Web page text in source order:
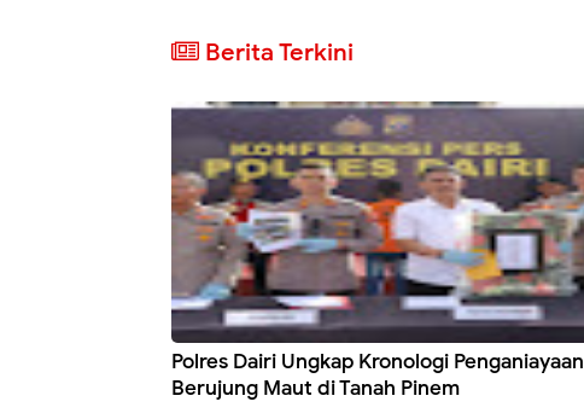
Berita Terkini
Polres Dairi Ungkap Kronologi Penganiayaan
Berujung Maut di Tanah Pinem